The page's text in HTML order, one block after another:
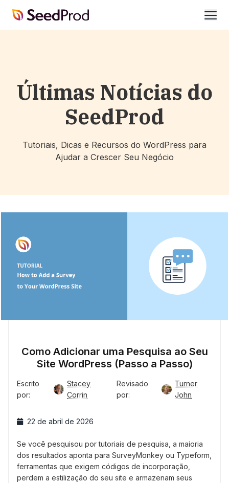
SeedProd
Últimas Notícias do
SeedProd
Tutoriais, Dicas e Recursos do WordPress para
Ajudar a Crescer Seu Negócio
Como Adicionar uma Pesquisa ao Seu
Site WordPress (Passo a Passo)
Escrito
por:
Stacey
Corrin
Revisado
por:
Turner
John
22 de abril de 2026
Se você pesquisou por tutoriais de pesquisa, a maioria
dos resultados aponta para SurveyMonkey ou Typeform,
ferramentas que exigem códigos de incorporação,
perdem a estilização do seu site e armazenam seus